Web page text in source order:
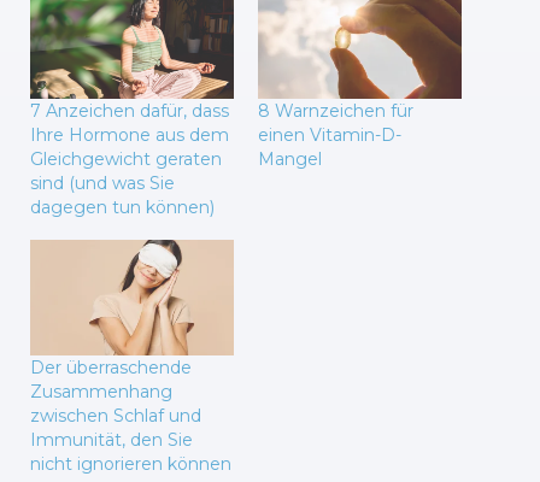
7 Anzeichen dafür, dass
Ihre Hormone aus dem
Gleichgewicht geraten
sind (und was Sie
dagegen tun können)
8 Warnzeichen für
einen Vitamin-D-
Mangel
Der überraschende
Zusammenhang
zwischen Schlaf und
Immunität, den Sie
nicht ignorieren können